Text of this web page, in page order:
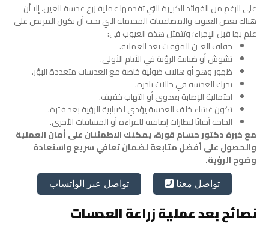
على الرغم من الفوائد الكبيرة التي تقدمها عملية زرع عدسة العين، إلا أن
هناك بعض العيوب والمضاعفات المحتملة التي يجب أن يكون المريض على
علم بها قبل الإجراء؛ وتتمثل هذه العيوب في:
جفاف العين المؤقت بعد العملية.
تشوش أو ضبابية الرؤية في الأيام الأولى.
ظهور وهج أو هالات ضوئية خاصة مع العدسات متعددة البؤر.
تحرك العدسة في حالات نادرة.
احتمالية الإصابة بعدوى أو التهاب خفيف.
تكون غشاء خلف العدسة يؤدي لضبابية الرؤية بعد فترة.
الحاجة أحيانًا لنظارات إضافية للقراءة أو المسافات الأخرى.
مع خبرة دكتور حسام قورة، يمكنك الاطمئنان على أمان العملية
والحصول على أفضل متابعة لضمان تعافي سريع واستعادة
وضوح الرؤية.
تواصل معنا تواصل عبر الواتساب
نصائح بعد عملية زراعة العدسات